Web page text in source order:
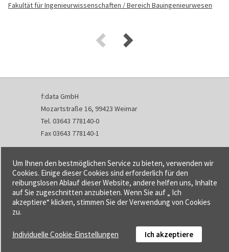
Fakultät für Ingenieurwissenschaften / Bereich Bauingenieurwesen
f:data GmbH
Mozartstraße 16, 99423 Weimar
Tel. 03643 778140-0
Fax 03643 778140-1
info@fdata.de
Kontakt
Impressum
Datenschutzerklärung
Urheberrecht und Haftung
Cookie-Einstellungen
Um Ihnen den bestmöglichen Service zu bieten, verwenden wir
Cookies. Einige dieser Cookies sind erforderlich für den
reibungslosen Ablauf dieser Website, andere helfen uns, Inhalte
auf Sie zugeschnitten anzubieten. Wenn Sie auf „ Ich
akzeptiere“ klicken, stimmen Sie der Verwendung von Cookies
zu.
Individuelle Cookie-Einstellungen Ich akzeptiere